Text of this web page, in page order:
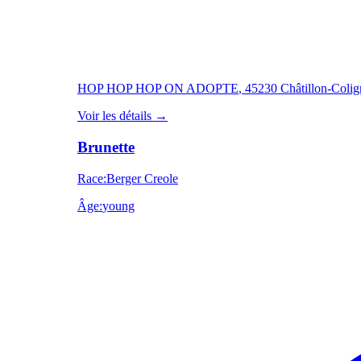
HOP HOP HOP ON ADOPTE, 45230 Châtillon-
Voir les détails →
Brunette
Race:Berger Creole
Âge:young